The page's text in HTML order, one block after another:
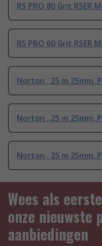
RS PRO 80 Grit RSER
RS PRO 60 Grit RSER
Norton , 25 m 25mm,
Norton , 25 m 25mm,
Norton , 25 m 25mm,
Wees als
onze nieuwste
aanbiedingen